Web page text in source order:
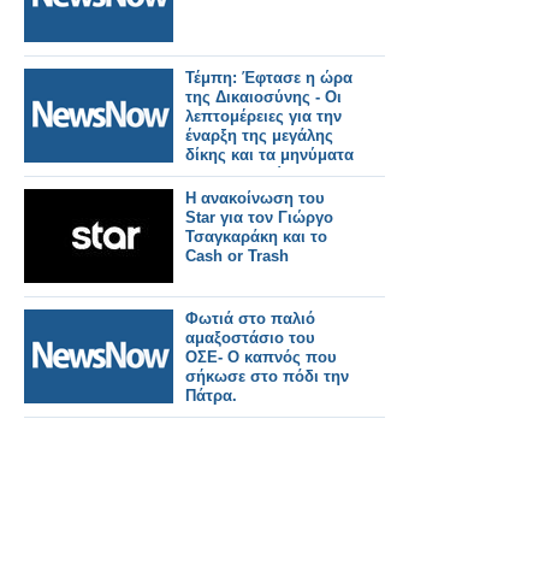
Τέμπη: Έφτασε η ώρα
της Δικαιοσύνης - Οι
λεπτομέρειες για την
έναρξη της μεγάλης
δίκης και τα μηνύματα
των συγγενών.
Η ανακοίνωση του
Star για τον Γιώργο
Τσαγκαράκη και το
Cash or Trash
Φωτιά στο παλιό
αμαξοστάσιο του
ΟΣΕ- Ο καπνός που
σήκωσε στο πόδι την
Πάτρα.